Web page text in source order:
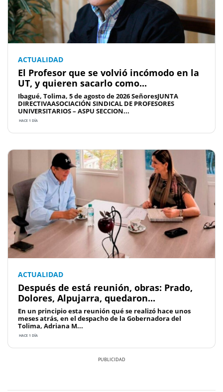
ACTUALIDAD
El Profesor que se volvió incómodo en la
UT, y quieren sacarlo como...
Ibagué, Tolima, 5 de agosto de 2026 SeñoresJUNTA
DIRECTIVAASOCIACIÓN SINDICAL DE PROFESORES
UNIVERSITARIOS – ASPU SECCION...
HACE 1 DÍA
ACTUALIDAD
Después de está reunión, obras: Prado,
Dolores, Alpujarra, quedaron...
En un principio esta reunión qué se realizó hace unos
meses atrás, en el despacho de la Gobernadora del
Tolima, Adriana M...
HACE 1 DÍA